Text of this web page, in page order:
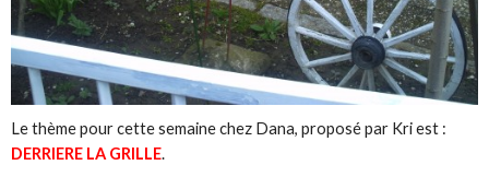
Le thème pour cette semaine chez Dana, proposé par Kri est :
DERRIERE LA GRILLE.